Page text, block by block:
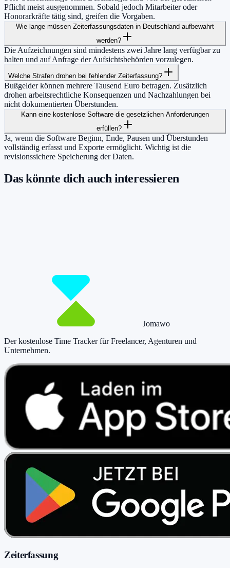
Pflicht meist ausgenommen. Sobald jedoch Mitarbeiter oder
Honorarkräfte tätig sind, greifen die Vorgaben.
Wie lange müssen Zeiterfassungsdaten in Deutschland aufbewahrt
werden?
Die Aufzeichnungen sind mindestens zwei Jahre lang verfügbar zu
halten und auf Anfrage der Aufsichtsbehörden vorzulegen.
Welche Strafen drohen bei fehlender Zeiterfassung?
Bußgelder können mehrere Tausend Euro betragen. Zusätzlich
drohen arbeitsrechtliche Konsequenzen und Nachzahlungen bei
nicht dokumentierten Überstunden.
Kann eine kostenlose Software die gesetzlichen Anforderungen
erfüllen?
Ja, wenn die Software Beginn, Ende, Pausen und Überstunden
vollständig erfasst und Exporte ermöglicht. Wichtig ist die
revisionssichere Speicherung der Daten.
Das könnte dich auch interessieren
Jomawo
Der kostenlose Time Tracker für Freelancer, Agenturen und
Unternehmen.
Zeiterfassung